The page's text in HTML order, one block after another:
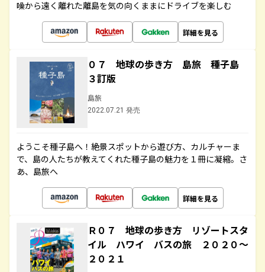
噪から遠く離れた離島を気の向くままにドライブを楽しむ
詳細を見る
０７ 地球の歩き方 島旅 種子島
３訂版
島旅
2022.07.21 発売
ようこそ種子島へ！絶景スポットから遊び方、カルチャーま
で、島の人たちが教えてくれた種子島の魅力を１冊に凝縮。さ
あ、島旅へ
詳細を見る
Ｒ０７ 地球の歩き方 リゾートスタ
イル ハワイ バスの旅 ２０２０～
２０２１